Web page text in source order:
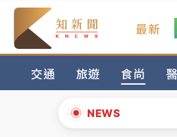
最新
交通 旅遊 食尚
NEWS
暑假過三周才推「
中信慈善基金會想